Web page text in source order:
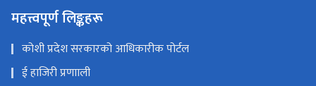
महत्त्वपूर्ण लिङ्कहरू
कोशी प्रदेश सरकारको आधिकारीक पोर्टल
ई हाजिरी प्रणााली